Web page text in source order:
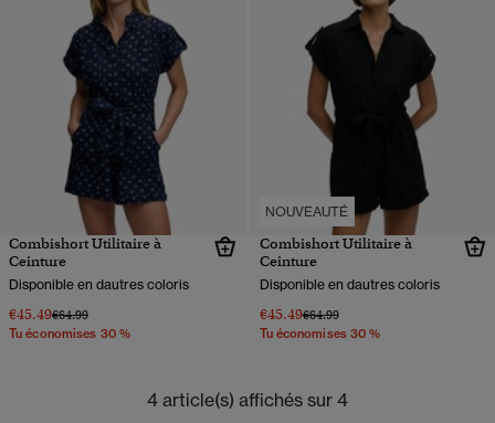
Combishort Utilitaire à
Ceinture
Disponible en dautres coloris
€45.49Prix réduit de
€64.99à
Tu économises 30 %
NOUVEAUTÉ
Combishort Utilitaire à
Ceinture
Disponible en dautres coloris
€45.49Prix réduit de
€64.99à
Tu économises 30 %
4 article(s) affichés sur 4